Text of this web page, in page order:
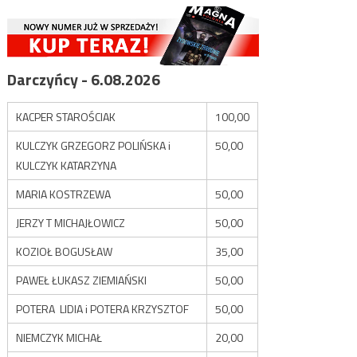
Darczyńcy - 6.08.2026
KACPER STAROŚCIAK
100,00
KULCZYK GRZEGORZ POLIŃSKA i
KULCZYK KATARZYNA
50,00
MARIA KOSTRZEWA
50,00
JERZY T MICHAJŁOWICZ
50,00
KOZIOŁ BOGUSŁAW
35,00
PAWEŁ ŁUKASZ ZIEMIAŃSKI
50,00
POTERA LIDIA i POTERA KRZYSZTOF
50,00
NIEMCZYK MICHAŁ
20,00